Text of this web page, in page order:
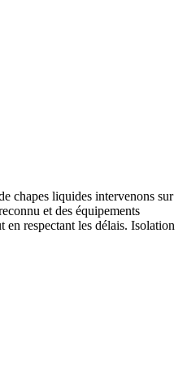
chapes liquides intervenons sur
et des équipements
respectant les délais. Isolation